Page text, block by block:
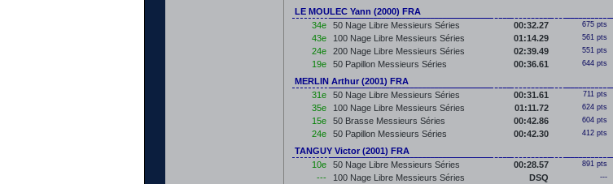
LE MOULEC Yann (2000) FRA
34e
50 Nage Libre Messieurs Séries 00:32.27 675 pts
43e 100 Nage Libre Messieurs Séries 01:14.29 561 pts
24e 200 Nage Libre Messieurs Séries 02:39.49 551 pts
19e 50 Papillon Messieurs Séries 00:36.61 644 pts
MERLIN Arthur (2001) FRA
31e
50 Nage Libre Messieurs Séries 00:31.61 711 pts
35e 100 Nage Libre Messieurs Séries 01:11.72 624 pts
15e 50 Brasse Messieurs Séries 00:42.86 604 pts
24e 50 Papillon Messieurs Séries 00:42.30 412 pts
TANGUY Victor (2001) FRA
10e
50 Nage Libre Messieurs Séries 00:28.57 891 pts
--- 100 Nage Libre Messieurs Séries DSQ ---